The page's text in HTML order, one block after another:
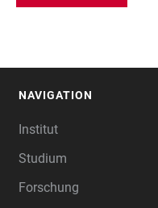
NAVIGATION
Institut
Studium
Forschung